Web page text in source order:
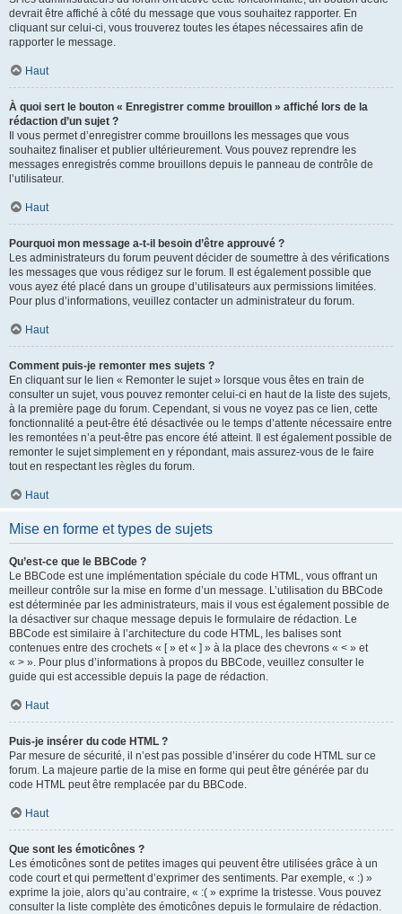
devrait être affiché à côté du message que vous souhaitez rapporter. En
cliquant sur celui-ci, vous trouverez toutes les étapes nécessaires afin de
rapporter le message.
Haut
À quoi sert le bouton « Enregistrer comme brouillon » affiché lors de la
rédaction d’un sujet ?
Il vous permet d’enregistrer comme brouillons les messages que vous
souhaitez finaliser et publier ultérieurement. Vous pouvez reprendre les
messages enregistrés comme brouillons depuis le panneau de contrôle de
l’utilisateur.
Haut
Pourquoi mon message a-t-il besoin d’être approuvé ?
Les administrateurs du forum peuvent décider de soumettre à des vérifications
les messages que vous rédigez sur le forum. Il est également possible que
vous ayez été placé dans un groupe d’utilisateurs aux permissions limitées.
Pour plus d’informations, veuillez contacter un administrateur du forum.
Haut
Comment puis-je remonter mes sujets ?
En cliquant sur le lien « Remonter le sujet » lorsque vous êtes en train de
consulter un sujet, vous pouvez remonter celui-ci en haut de la liste des sujets,
à la première page du forum. Cependant, si vous ne voyez pas ce lien, cette
fonctionnalité a peut-être été désactivée ou le temps d’attente nécessaire entre
les remontées n’a peut-être pas encore été atteint. Il est également possible de
remonter le sujet simplement en y répondant, mais assurez-vous de le faire
tout en respectant les règles du forum.
Haut
Mise en forme et types de sujets
Qu’est-ce que le BBCode ?
Le BBCode est une implémentation spéciale du code HTML, vous offrant un
meilleur contrôle sur la mise en forme d’un message. L’utilisation du BBCode
est déterminée par les administrateurs, mais il vous est également possible de
la désactiver sur chaque message depuis le formulaire de rédaction. Le
BBCode est similaire à l’architecture du code HTML, les balises sont
contenues entre des crochets « [ » et « ] » à la place des chevrons « < » et
« > ». Pour plus d’informations à propos du BBCode, veuillez consulter le
guide qui est accessible depuis la page de rédaction.
Haut
Puis-je insérer du code HTML ?
Par mesure de sécurité, il n’est pas possible d’insérer du code HTML sur ce
forum. La majeure partie de la mise en forme qui peut être générée par du
code HTML peut être remplacée par du BBCode.
Haut
Que sont les émoticônes ?
Les émoticônes sont de petites images qui peuvent être utilisées grâce à un
code court et qui permettent d’exprimer des sentiments. Par exemple, « :) »
exprime la joie, alors qu’au contraire, « :( » exprime la tristesse. Vous pouvez
consulter la liste complète des émoticônes depuis le formulaire de rédaction.